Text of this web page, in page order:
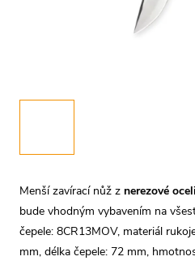
Menší zavírací nůž z nerezové
bude vhodným vybavením na
čepele: 8CR13MOV, materiál
mm, délka čepele: 72 mm,